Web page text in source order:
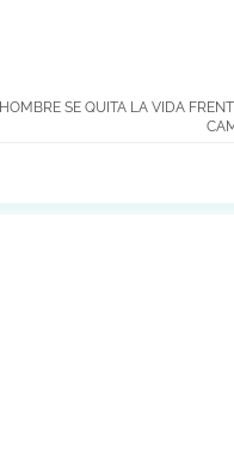
HOMBRE SE QUITA LA VIDA